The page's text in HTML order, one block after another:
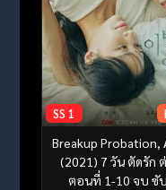
SS 1
Breakup Probation,
(2021) 7 วัน ตัดรัก
ตอนที่ 1-10 จบ ซั